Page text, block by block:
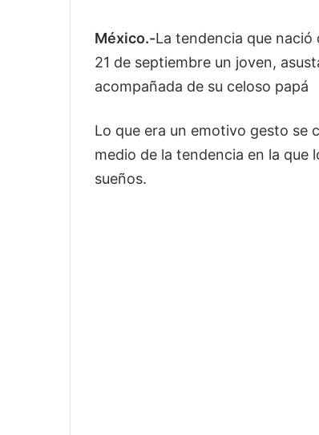
México.-La tendencia que
21 de septiembre un joven,
acompañada de su celoso papá
Lo que era un emotivo gesto
medio de la tendencia en la que
sueños.